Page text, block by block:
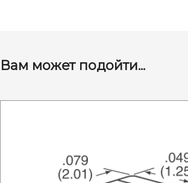
Вам может подойти...